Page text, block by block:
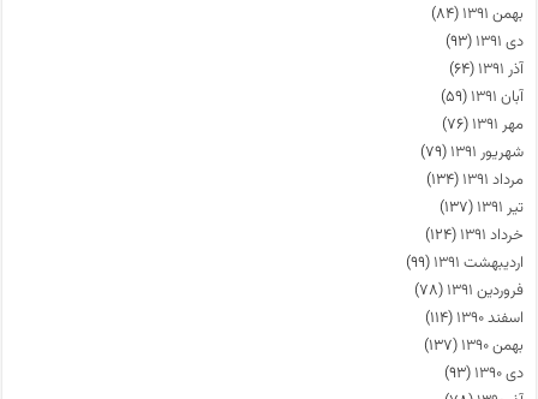
بهمن ۱۳۹۱
(۸۴)
دی ۱۳۹۱
(۹۳)
آذر ۱۳۹۱
(۶۴)
آبان ۱۳۹۱
(۵۹)
مهر ۱۳۹۱
(۷۶)
شهریور ۱۳۹۱
(۷۹)
مرداد ۱۳۹۱
(۱۳۴)
تیر ۱۳۹۱
(۱۳۷)
خرداد ۱۳۹۱
(۱۲۴)
اردیبهشت ۱۳۹۱
(۹۹)
فروردین ۱۳۹۱
(۷۸)
اسفند ۱۳۹۰
(۱۱۴)
بهمن ۱۳۹۰
(۱۳۷)
دی ۱۳۹۰
(۹۳)